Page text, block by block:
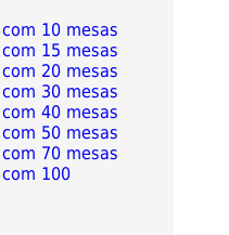
10 mesas
15 mesas
20 mesas
30 mesas
40 mesas
50 mesas
70 mesas
100